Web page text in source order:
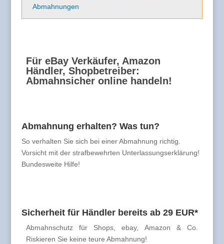
Abmahnungen
Für eBay Verkäufer, Amazon
Händler, Shopbetreiber:
Abmahnsicher online handeln!
Abmahnung erhalten? Was tun?
So verhalten Sie sich bei einer Abmahnung richtig.
Vorsicht mit der strafbewehrten Unterlassungserklärung!
Bundesweite Hilfe!
Sicherheit für Händler bereits ab 29 EUR*
Abmahnschutz für Shops, ebay, Amazon & Co.
Riskieren Sie keine teure Abmahnung!